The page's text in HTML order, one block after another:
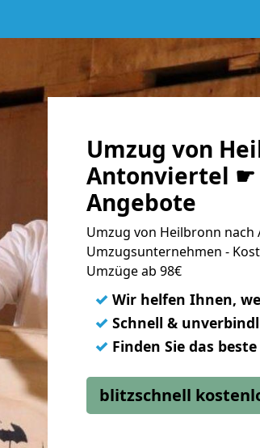
Umzug von
Antonviertel ☛
Angebote
Umzug von Heilbronn nach
Umzugsunternehmen -
Umzüge ab 98€
✓ Wir helfen Ihnen,
✓ Schnell &
✓ Finden Sie das
blitzschnell